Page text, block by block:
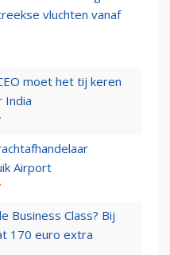
vluchten vanaf
moet het tij keren
India
Airport
Business Class? Bij
170 euro extra